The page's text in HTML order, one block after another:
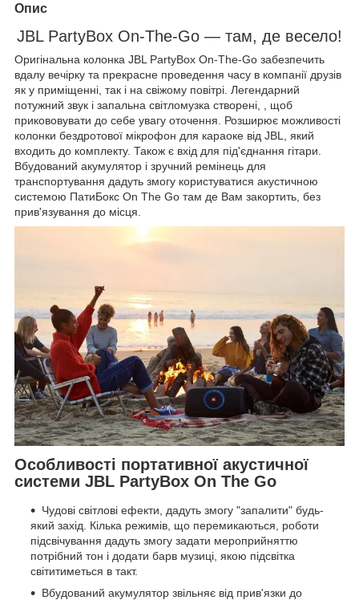
Опис
JBL PartyBox On-The-Go — там, де весело!
Оригінальна колонка JBL PartyBox On-The-Go забезпечить
вдалу вечірку та прекрасне проведення часу в компанії друзів
як у приміщенні, так і на свіжому повітрі. Легендарний
потужний звук і запальна світломузка створені, , щоб
прикововувати до себе увагу оточення. Розширює можливості
колонки бездротової мікрофон для караоке від JBL, який
входить до комплекту. Також є вхід для під'єднання гітари.
Вбудований акумулятор і зручний ремінець для
транспортування дадуть змогу користуватися акустичною
системою ПатиБокс On The Go там де Вам закортить, без
прив'язування до місця.
Особливості портативної акустичної
системи JBL PartyBox On The Go
Чудові світлові ефекти, дадуть змогу "запалити" будь-
який захід. Кілька режимів, що перемикаються, роботи
підсвічування дадуть змогу задати мероприйняттю
потрібний тон і додати барв музиці, якою підсвітка
світитиметься в такт.
Вбудований акумулятор звільняє від прив'язки до